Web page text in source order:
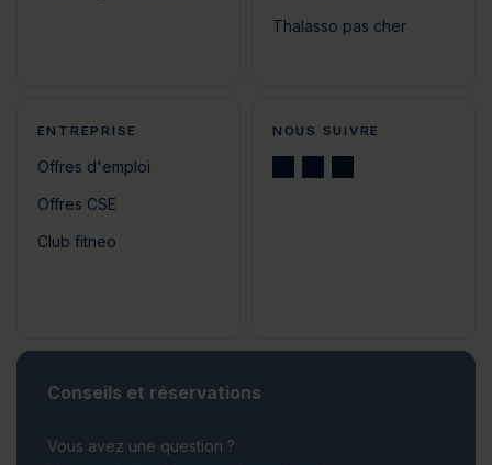
Thalasso pas cher
ENTREPRISE
Offres d'emploi
Offres CSE
Club fitneo
NOUS SUIVRE
Conseils et réservations
Vous avez une question ?